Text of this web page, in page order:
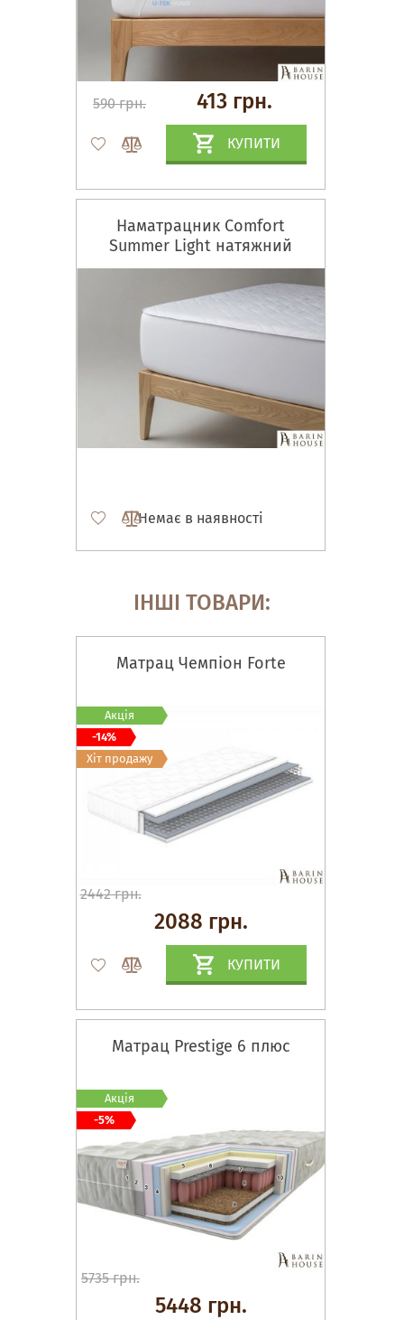
590 грн. 413 грн.
КУПИТИ
Наматрацник Comfort
Summer Light натяжний
Немає в наявності
ІНШІ ТОВАРИ:
Матрац Чемпіон Forte
2442 грн.
2088 грн.
КУПИТИ
Акція
-14%
Хіт продажу
Матрац Prestige 6 плюс
5735 грн.
5448 грн.
Акція
-5%